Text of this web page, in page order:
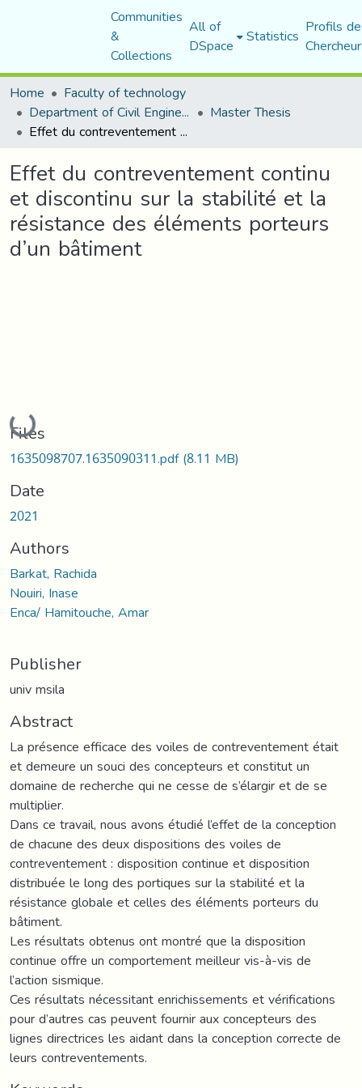
Communities
&
Collections
All of
DSpace Statistics Profils
Home
Faculty of technology
Department of Civil Engineering Master Thesis
Effet du contreventement continu et discontinu sur la stabilité et la résistance des éléments porteurs d’un bâtiment
Effet du contreventement continu
et discontinu sur la stabilité et la
résistance des éléments porteurs
d’un bâtiment
Loading...
Files
1635098707.1635090311.pdf(8.11 MB)
Date
2021
Authors
Barkat, Rachida
Nouiri, Inase
Enca/ Hamitouche, Amar
Publisher
univ msila
Abstract
La présence efficace des voiles de contreventement était
et demeure un souci des concepteurs et constitut un
domaine de recherche qui ne cesse de s’élargir et de se
multiplier.
Dans ce travail, nous avons étudié l’effet de la conception
de chacune des deux dispositions des voiles de
contreventement : disposition continue et disposition
distribuée le long des portiques sur la stabilité et la
résistance globale et celles des éléments porteurs du
bâtiment.
Les résultats obtenus ont montré que la disposition
continue offre un comportement meilleur vis-à-vis de
l’action sismique.
Ces résultats nécessitant enrichissements et vérifications
pour d’autres cas peuvent fournir aux concepteurs des
lignes directrices les aidant dans la conception correcte de
leurs contreventements.